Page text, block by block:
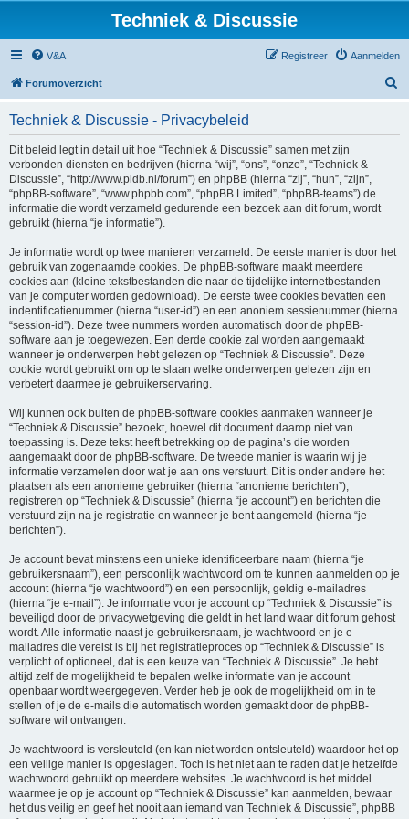
Techniek & Discussie
V&A Aanmelden
Registreer
Forumoverzicht
Techniek & Discussie - Privacybeleid
Dit beleid legt in detail uit hoe “Techniek & Discussie” samen met zijn
verbonden diensten en bedrijven (hierna “wij”, “ons”, “onze”, “Techniek &
Discussie”, “http://www.pldb.nl/forum”) en phpBB (hierna “zij”, “hun”, “zijn”,
“phpBB-software”, “www.phpbb.com”, “phpBB Limited”, “phpBB-teams”) de
informatie die wordt verzameld gedurende een bezoek aan dit forum, wordt
gebruikt (hierna “je informatie”).
Je informatie wordt op twee manieren verzameld. De eerste manier is door het
gebruik van zogenaamde cookies. De phpBB-software maakt meerdere
cookies aan (kleine tekstbestanden die naar de tijdelijke internetbestanden
van je computer worden gedownload). De eerste twee cookies bevatten een
indentificatienummer (hierna “user-id”) en een anoniem sessienummer (hierna
“session-id”). Deze twee nummers worden automatisch door de phpBB-
software aan je toegewezen. Een derde cookie zal worden aangemaakt
wanneer je onderwerpen hebt gelezen op “Techniek & Discussie”. Deze
cookie wordt gebruikt om op te slaan welke onderwerpen gelezen zijn en
verbetert daarmee je gebruikerservaring.
Wij kunnen ook buiten de phpBB-software cookies aanmaken wanneer je
“Techniek & Discussie” bezoekt, hoewel dit document daarop niet van
toepassing is. Deze tekst heeft betrekking op de pagina’s die worden
aangemaakt door de phpBB-software. De tweede manier is waarin wij je
informatie verzamelen door wat je aan ons verstuurt. Dit is onder andere het
plaatsen als een anonieme gebruiker (hierna “anonieme berichten”),
registreren op “Techniek & Discussie” (hierna “je account”) en berichten die
verstuurd zijn na je registratie en wanneer je bent aangemeld (hierna “je
berichten”).
Je account bevat minstens een unieke identificeerbare naam (hierna “je
gebruikersnaam”), een persoonlijk wachtwoord om te kunnen aanmelden op je
account (hierna “je wachtwoord”) en een persoonlijk, geldig e-mailadres
(hierna “je e-mail”). Je informatie voor je account op “Techniek & Discussie” is
beveiligd door de privacywetgeving die geldt in het land waar dit forum gehost
wordt. Alle informatie naast je gebruikersnaam, je wachtwoord en je e-
mailadres die vereist is bij het registratieproces op “Techniek & Discussie” is
verplicht of optioneel, dat is een keuze van “Techniek & Discussie”. Je hebt
altijd zelf de mogelijkheid te bepalen welke informatie van je account
openbaar wordt weergegeven. Verder heb je ook de mogelijkheid om in te
stellen of je de e-mails die automatisch worden gemaakt door de phpBB-
software wil ontvangen.
Je wachtwoord is versleuteld (en kan niet worden ontsleuteld) waardoor het op
een veilige manier is opgeslagen. Toch is het niet aan te raden dat je hetzelfde
wachtwoord gebruikt op meerdere websites. Je wachtwoord is het middel
waarmee je op je account op “Techniek & Discussie” kan aanmelden, bewaar
het dus veilig en geef het nooit aan iemand van Techniek & Discussie”, phpBB